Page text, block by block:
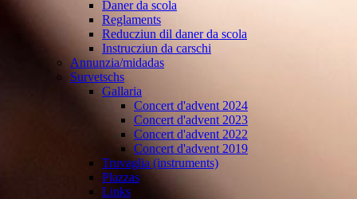
Daner da scola
Reglaments
Reducziun dil daner da scola
Instrucziun da carschi
Annunzia/midadas
Survetschs
Gallaria
Concert d'advent 2024
Concert d'advent 2023
Concert d'advent 2022
Concert d'advent 2019
Truvaglia (instruments)
Plazzas
Links